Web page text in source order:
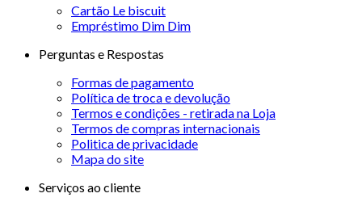
Cartão Le biscuit
Empréstimo Dim Dim
Perguntas e Respostas
Formas de pagamento
Política de troca e devolução
Termos e condições - retirada na Loja
Termos de compras internacionais
Politica de privacidade
Mapa do site
Serviços ao cliente